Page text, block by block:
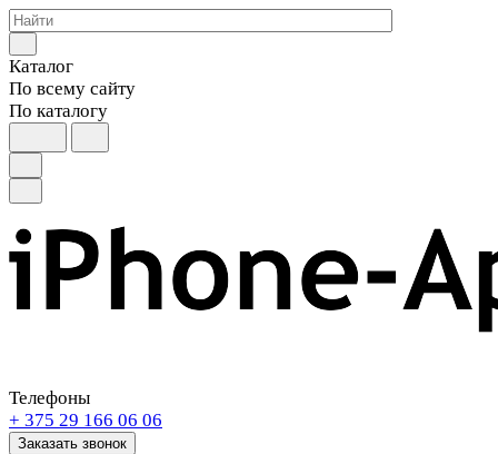
Каталог
По всему сайту
По каталогу
Телефоны
+ 375 29 166 06 06
Заказать звонок